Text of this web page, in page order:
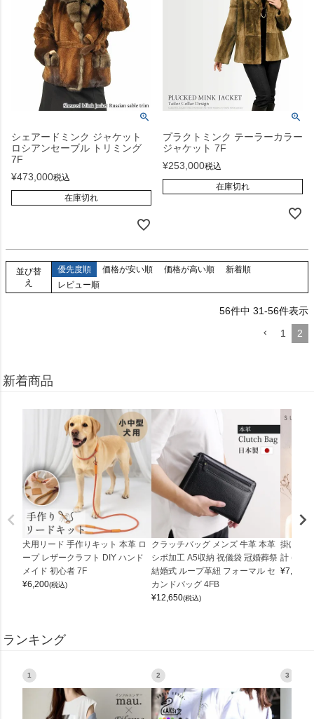
シェアードミンク ジャケット
ロシアンセーブル トリミング
7F
¥473,000税込
在庫切れ
プラクトミンク テーラーカラー
ジャケット 7F
¥253,000税込
在庫切れ
並び替
え
優先度順 価格が安い順 価格が高い順
新着順
レビュー順
56件中 31-56件表示
1
2
新着商品
犬用リード 手作りキット 本革 ロ
ープ レザークラフト DIY ハンド
メイド 初心者 7F
¥6,200(税込)
クラッチバッグ メンズ 牛革 本革
シボ加工 A5収納 祝儀袋 冠婚葬祭
結婚式 ループ革紐 フォーマル セ
カンドバッグ 4FB
¥12,650(税込)
掛け時
計
¥7,150
ランキング
1 2 3